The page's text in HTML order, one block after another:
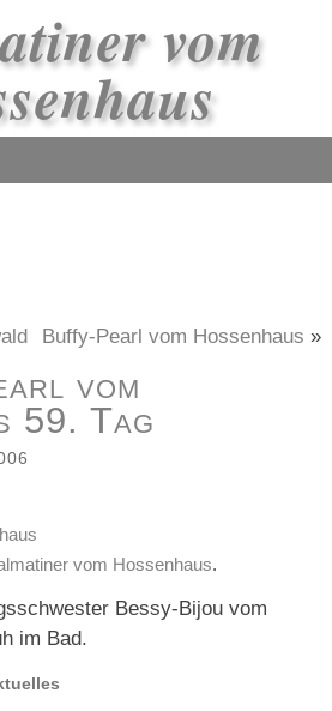
vom
Buffy-Pearl vom Hossenhaus »
vom
59. Tag
vom Hossenhaus.
Bessy-Bijou vom
im Bad.